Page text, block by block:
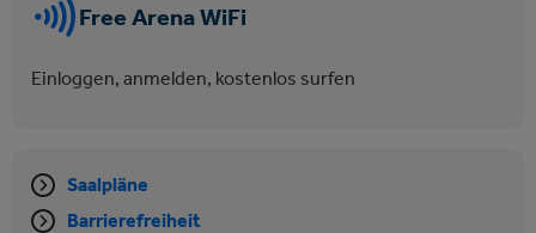
Free Arena WiFi
Einloggen, anmelden, kostenlos surfen
Saalpläne
Barrierefreiheit